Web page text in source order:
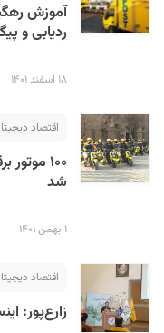
آموزش
ردیابی و
۱۸ اسفند ۱۴۰۱
اقتصاد
۱۰۰
شد
۱ بهمن ۱۴۰۱
اقتصاد
زارع‌پور: